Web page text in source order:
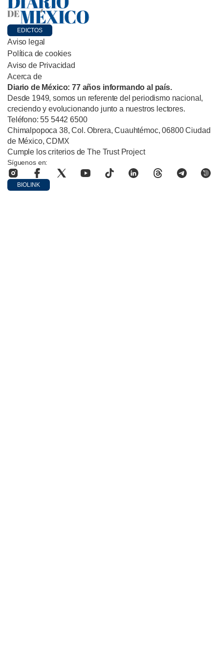
EDICTOS
Aviso legal
Política de cookies
Aviso de Privacidad
Acerca de
Diario de México: 77 años informando al país.
Desde 1949, somos un referente del periodismo nacional,
creciendo y evolucionando junto a nuestros lectores.
Teléfono: 55 5442 6500
Chimalpopoca 38, Col. Obrera, Cuauhtémoc, 06800 Ciudad
de México, CDMX
Cumple los criterios de The Trust Project
Síguenos en:
BIOLINK